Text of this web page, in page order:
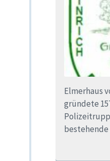
Elmerhaus
gründete